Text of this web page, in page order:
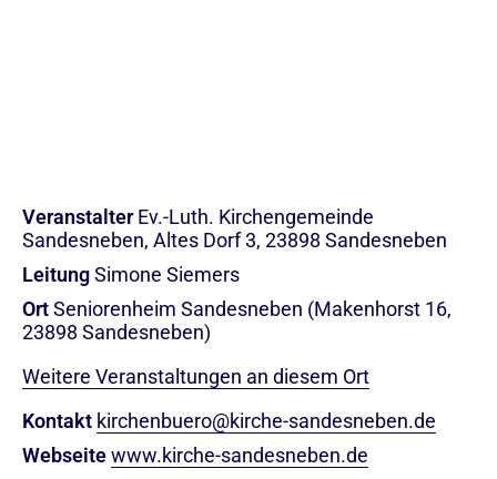
Veranstalter Ev.-Luth. Kirchengemeinde
Sandesneben, Altes Dorf 3, 23898 Sandesneben
LeitungSimone Siemers
OrtSeniorenheim Sandesneben (Makenhorst 16,
23898 Sandesneben)
Weitere Veranstaltungen an diesem Ort
Kontakt kirchenbuero@kirche-sandesneben.de
Webseitewww.kirche-sandesneben.de